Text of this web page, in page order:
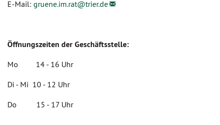
E-Mail: gruene.im.rat@trier.de
Öffnungszeiten der Geschäftsstelle:
Mo 14 - 16 Uhr
Di - Mi 10 - 12 Uhr
Do 15 - 17 Uhr